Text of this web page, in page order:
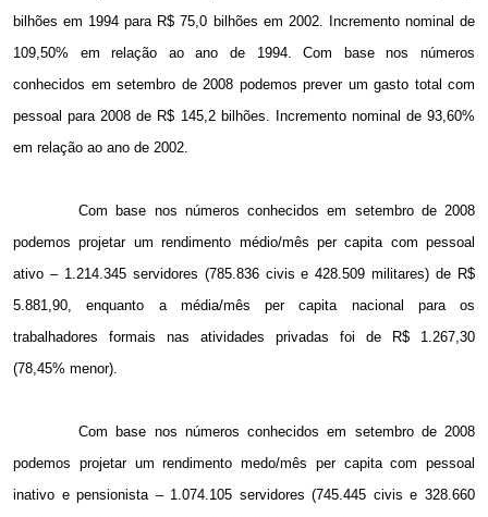
bilhões em 1994 para R$ 75,0 bilhões em 2002. Incremento nominal de
109,50% em relação ao ano de 1994. Com base nos números
conhecidos em setembro de 2008 podemos prever um gasto total com
pessoal para 2008 de R$ 145,2 bilhões. Incremento nominal de 93,60%
em relação ao ano de 2002.
Com base nos números conhecidos em setembro de 2008
podemos projetar um rendimento médio/mês per capita com pessoal
ativo – 1.214.345 servidores (785.836 civis e 428.509 militares) de R$
5.881,90, enquanto a média/mês per capita nacional para os
trabalhadores formais nas atividades privadas foi de R$ 1.267,30
(78,45% menor).
Com base nos números conhecidos em setembro de 2008
podemos projetar um rendimento medo/mês per capita com pessoal
inativo e pensionista – 1.074.105 servidores (745.445 civis e 328.660